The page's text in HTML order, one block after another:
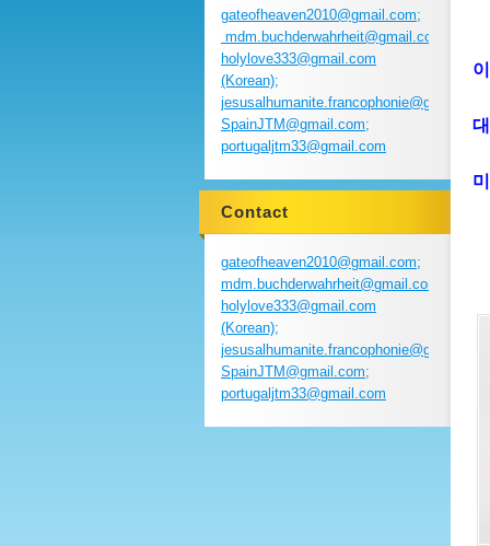
gateofheaven2010@gmail.com;
mdm.buchderwahrheit@gmail.com;
holylove333@gmail.com
(Korean);
SpainJTM@gmail.com;
portugaljtm33@gmail.com
Contact
gateofheaven2010@gmail.com;
mdm.buchderwahrheit@gmail.com;
holylove333@gmail.com
(Korean);
SpainJTM@gmail.com;
portugaljtm33@gmail.com